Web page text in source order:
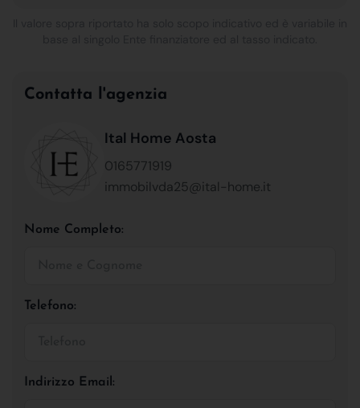
Contatta l'agenzia
Ital Home Aosta
0165771919
immobilvda25@ital-home.it
Nome Completo:
Telefono:
Indirizzo Email: